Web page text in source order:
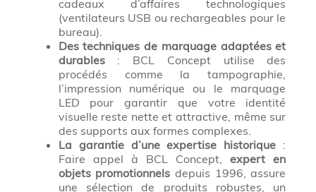
cadeaux d’affaires technologiques
(ventilateurs USB ou rechargeables pour le
bureau).
Des techniques de marquage adaptées et
durables: BCL Concept utilise des
procédés comme la tampographie,
l’impression numérique ou le marquage
LED pour garantir que votre identité
visuelle reste nette et attractive, même sur
des supports aux formes complexes.
La garantie d’une expertise historique :
Faire appel à BCL Concept,expert en
objets promotionnels depuis 1996, assure
une sélection de produits robustes, un